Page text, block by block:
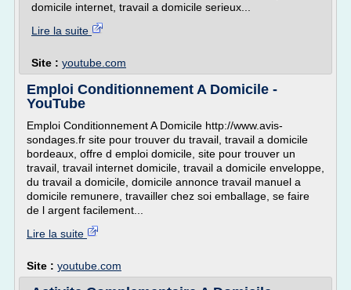
domicile internet, travail a domicile serieux...
Lire la suite
Site : youtube.com
Emploi Conditionnement A Domicile -
YouTube
Emploi Conditionnement A Domicile http://www.avis-
sondages.fr site pour trouver du travail, travail a domicile
bordeaux, offre d emploi domicile, site pour trouver un
travail, travail internet domicile, travail a domicile enveloppe,
du travail a domicile, domicile annonce travail manuel a
domicile remunere, travailler chez soi emballage, se faire
de l argent facilement...
Lire la suite
Site : youtube.com